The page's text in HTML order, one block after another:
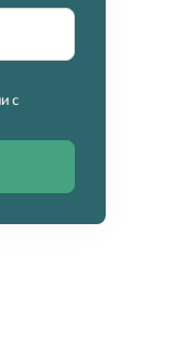
с